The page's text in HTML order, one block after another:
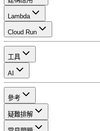
Lambda
Cloud Run
工具
AI
參考
疑難排解